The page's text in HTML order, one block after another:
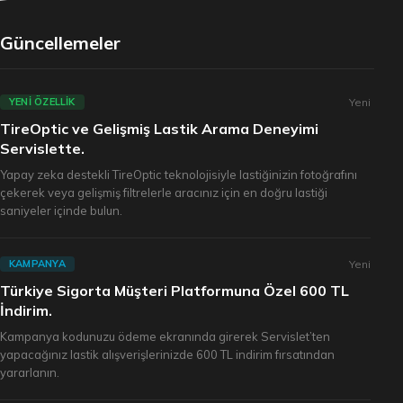
Güncellemeler
YENI ÖZELLIK Yeni
TireOptic ve Gelişmiş Lastik Arama Deneyimi
Servislette.
Yapay zeka destekli TireOptic teknolojisiyle lastiğinizin fotoğrafını
çekerek veya gelişmiş filtrelerle aracınız için en doğru lastiği
saniyeler içinde bulun.
KAMPANYA Yeni
Türkiye Sigorta Müşteri Platformuna Özel 600 TL
İndirim.
Kampanya kodunuzu ödeme ekranında girerek Servislet’ten
yapacağınız lastik alışverişlerinizde 600 TL indirim fırsatından
yararlanın.